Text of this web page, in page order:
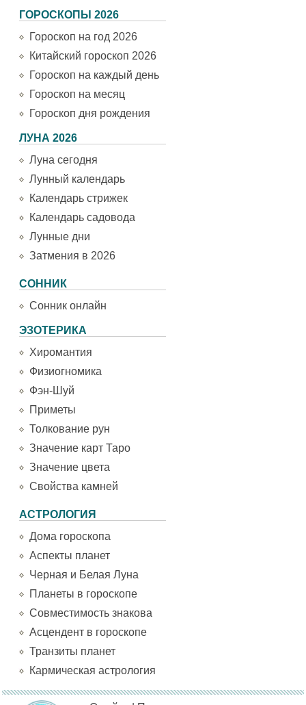
ГОРОСКОПЫ 2026
Гороскоп на год 2026
Китайский гороскоп 2026
Гороскоп на каждый день
Гороскоп на месяц
Гороскоп дня рождения
ЛУНА 2026
Луна сегодня
Лунный календарь
Календарь стрижек
Календарь садовода
Лунные дни
Затмения в 2026
СОННИК
Сонник онлайн
ЭЗОТЕРИКА
Хиромантия
Физиогномика
Фэн-Шуй
Приметы
Толкование рун
Значение карт Таро
Значение цвета
Свойства камней
АСТРОЛОГИЯ
Дома гороскопа
Аспекты планет
Черная и Белая Луна
Планеты в гороскопе
Совместимость знакова
Асцендент в гороскопе
Транзиты планет
Кармическая астрология